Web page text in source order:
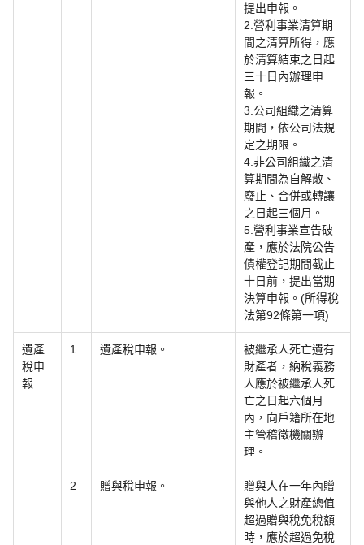
提出申報。
2.營利事業清算期
間之清算所得，應
於清算結束之日起
三十日內辦理申
報。
3.公司組織之清算
期間，依公司法規
定之期限。
4.非公司組織之清
算期間為自解散、
廢止、合併或轉讓
之日起三個月。
5.營利事業宣告破
產，應於法院公告
債權登記期間截止
十日前，提出當期
決算申報。(所得稅
法第92條第一項)
遺產
稅申
報
1 遺產稅申報。
被繼承人死亡遺有
財產者，納稅義務
人應於被繼承人死
亡之日起六個月
內，向戶籍所在地
主管稽徵機關辦
理。
2 贈與稅申報。
贈與人在一年內贈
與他人之財產總值
超過贈與稅免稅額
時，應於超過免稅